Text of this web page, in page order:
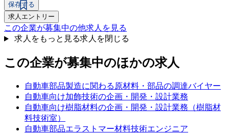
保存する
求人エントリー
この企業が募集中の他求人を見る
求人をもっと見る求人を閉じる
この企業が募集中のほかの求人
自動車部品製造に関わる原材料・部品の調達バイヤー
自動車向け加飾技術の企画・開発・設計業務
自動車向け樹脂材料の企画・開発・設計業務（樹脂材
料技術室）
自動車部品エラストマー材料技術エンジニア